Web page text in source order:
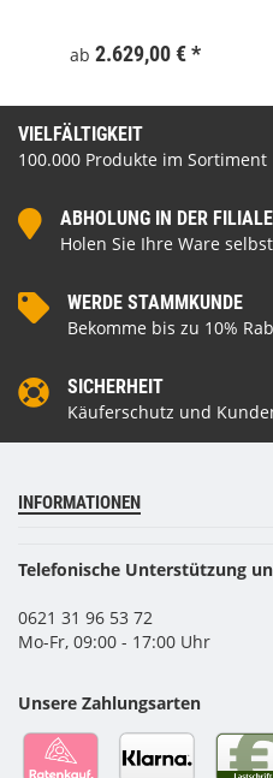
ab 2.629,00 €*
VIELFÄLTIGKEIT
100.000 Produkte im Sortiment
ABHOLUNG IN DER FILIALE
Holen Sie Ihre Ware
WERDE STAMMKUNDE
Bekomme bis zu 10%
SICHERHEIT
Käuferschutz und
INFORMATIONEN
Telefonische Unterstützung
0621 31 96 53 72
Mo-Fr, 09:00 - 17:00 Uhr
Unsere Zahlungsarten